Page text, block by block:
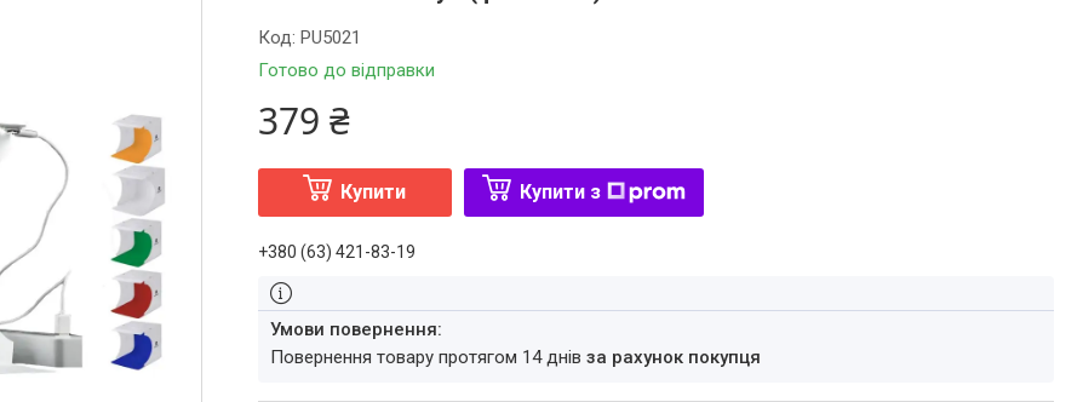
Готово до відправки
Код: PU5021
379 ₴
Купити Купити з
+380 (63) 421-83-19
повернення товару протягом 14 днів за рахунок покупця